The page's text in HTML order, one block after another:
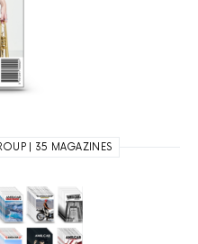
| 35 MAGAZINES